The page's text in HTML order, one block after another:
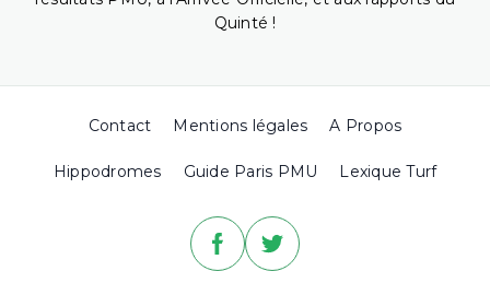
Quinté !
Contact Mentions légales A Propos
Hippodromes Guide Paris PMU Lexique Turf